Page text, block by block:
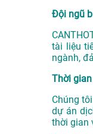
Đội ngũ
tài liệu
ngành,
Thời
Chúng
dự án
thời gian